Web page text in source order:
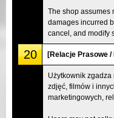
The shop assumes
damages incurred
cancel, and modify
20 [Relacje Prasowe
Użytkownik
zdjęć, filmów i
marketingowych,